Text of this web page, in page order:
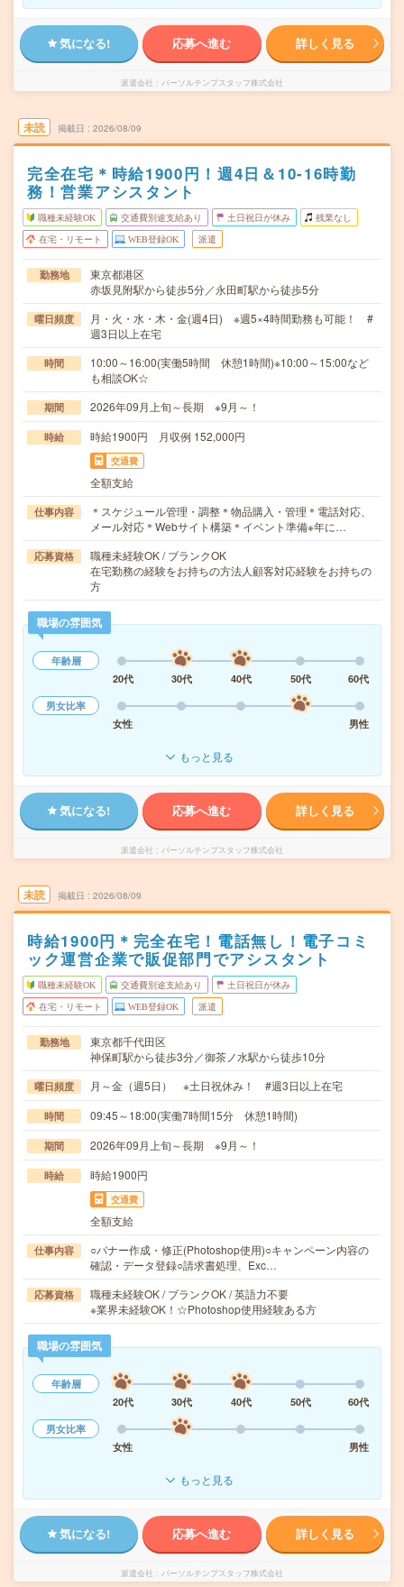
気になる! 応募へ進む 詳しく見る
派遣会社 パーソルテンプスタッフ株式会社
未読 掲載日 2026/08/09
完全在宅＊時給1900円！週4日＆10-16時勤
務！営業アシスタント
職種未経験OK 交通費別途支給あり 土日祝日が休み 残業なし
在宅・リモート WEB登録OK 派遣
勤務地
東京都港区
赤坂見附駅から徒歩5分／永田町駅から徒歩5分
曜日頻度
月・火・水・木・金(週4日) ※週5×4時間勤務も可能！ #
週3日以上在宅
時間
10:00～16:00(実働5時間 休憩1時間)※10:00～15:00など
も相談OK☆
期間 2026年09月上旬～長期 ※9月～！
時給 時給1900円 月収例 152,000円
交通費
全額支給
仕事内容
＊スケジュール管理・調整＊物品購入・管理＊電話対応、
メール対応＊Webサイト構築＊イベント準備※年に…
応募資格
職種未経験OK / ブランクOK
在宅勤務の経験をお持ちの方法人顧客対応経験をお持ちの
方
職場の雰囲気
年齢層
20代
30代 40代 50代
60代
男女比率
女性
男性
もっと見る
気になる! 応募へ進む 詳しく見る
派遣会社 パーソルテンプスタッフ株式会社
未読 掲載日 2026/08/09
時給1900円＊完全在宅！電話無し！電子コミ
ック運営企業で販促部門でアシスタント
職種未経験OK 交通費別途支給あり 土日祝日が休み
在宅・リモート WEB登録OK 派遣
勤務地
東京都千代田区
神保町駅から徒歩3分／御茶ノ水駅から徒歩10分
曜日頻度 月～金（週5日） ※土日祝休み！ #週3日以上在宅
時間 09:45～18:00(実働7時間15分 休憩1時間)
期間 2026年09月上旬～長期 ※9月～！
時給 時給1900円
交通費
全額支給
仕事内容
○バナー作成・修正(Photoshop使用)○キャンペーン内容の
確認・データ登録○請求書処理、Exc…
応募資格
職種未経験OK / ブランクOK / 英語力不要
※業界未経験OK！☆Photoshop使用経験ある方
職場の雰囲気
年齢層
20代
30代 40代 50代
60代
男女比率
女性
男性
もっと見る
気になる! 応募へ進む 詳しく見る
派遣会社 パーソルテンプスタッフ株式会社